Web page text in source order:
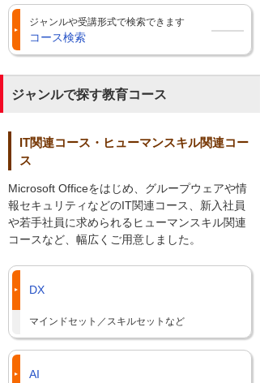
ジャンルや受講形式で検索できます
コース検索
ジャンルで探す教育コース
IT関連コース・ヒューマンスキル関連コー
ス
Microsoft Officeをはじめ、グループウェアや情
報セキュリティなどのIT関連コース、新入社員
や若手社員に求められるヒューマンスキル関連
コースなど、幅広くご用意しました。
DX
マインドセット／スキルセットなど
AI